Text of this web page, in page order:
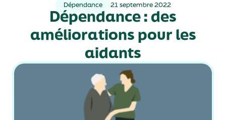
Dépendance 21 septembre 2022
Dépendance : des
améliorations pour les
aidants